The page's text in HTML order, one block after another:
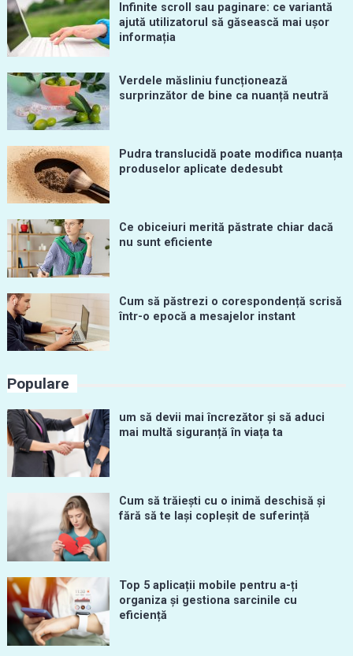
Infinite scroll sau paginare: ce variantă
ajută utilizatorul să găsească mai ușor
informația
Verdele măsliniu funcționează
surprinzător de bine ca nuanță neutră
Pudra translucidă poate modifica nuanța
produselor aplicate dedesubt
Ce obiceiuri merită păstrate chiar dacă
nu sunt eficiente
Cum să păstrezi o corespondență scrisă
într-o epocă a mesajelor instant
Populare
um să devii mai încrezător și să aduci
mai multă siguranță în viața ta
Cum să trăiești cu o inimă deschisă și
fără să te lași copleșit de suferință
Top 5 aplicații mobile pentru a-ți
organiza și gestiona sarcinile cu
eficiență